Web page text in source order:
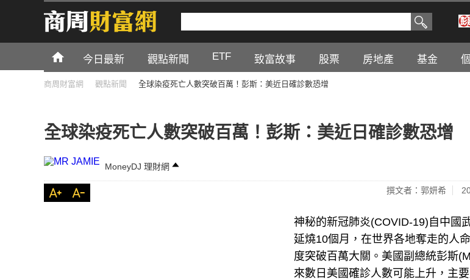
今日最新 觀點新聞 ETF 致富故事 股票 房地產 基金
商周財富網 觀點新聞 全球染疫死亡人數突破百萬！彭斯：美近日確診數恐增
全球染疫死亡人數突破百萬！彭斯：美近日確診數恐增
MoneyDJ 理財網
撰文者：郭妍希
神秘的新冠肺炎(COVID-19)自中國
延燒10個月，在世界各地奪走的人
度突破百萬大關。美國副總統彭斯
來數日美國確診人數可能上升，主